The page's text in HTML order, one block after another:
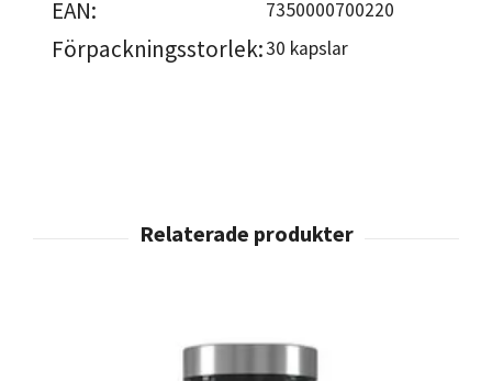
EAN: 7350000700220
Förpackningsstorlek:30 kapslar